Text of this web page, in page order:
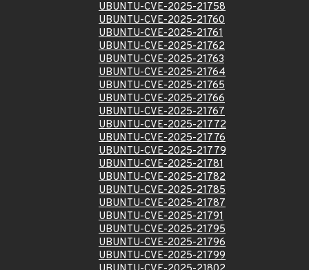
UBUNTU-CVE-2025-21758
UBUNTU-CVE-2025-21760
UBUNTU-CVE-2025-21761
UBUNTU-CVE-2025-21762
UBUNTU-CVE-2025-21763
UBUNTU-CVE-2025-21764
UBUNTU-CVE-2025-21765
UBUNTU-CVE-2025-21766
UBUNTU-CVE-2025-21767
UBUNTU-CVE-2025-21772
UBUNTU-CVE-2025-21776
UBUNTU-CVE-2025-21779
UBUNTU-CVE-2025-21781
UBUNTU-CVE-2025-21782
UBUNTU-CVE-2025-21785
UBUNTU-CVE-2025-21787
UBUNTU-CVE-2025-21791
UBUNTU-CVE-2025-21795
UBUNTU-CVE-2025-21796
UBUNTU-CVE-2025-21799